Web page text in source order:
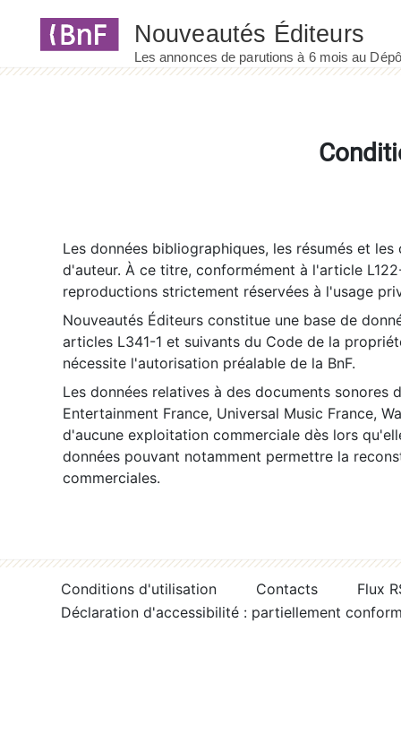
Les données bibliographiques, les résumés et
d'auteur. À ce titre, conformément à l'article
reproductions strictement réservées à l'usage
Nouveautés Éditeurs constitue une base de
articles L341-1 et suivants du Code de la
nécessite l'autorisation préalable de la BnF.
Les données relatives à des documents sonores
Entertainment France, Universal Music France,
d'aucune exploitation commerciale dès lors
données pouvant notamment permettre la
commerciales.
Conditions d'utilisation Contacts
Flux
Déclaration d'accessibilité : partiellement